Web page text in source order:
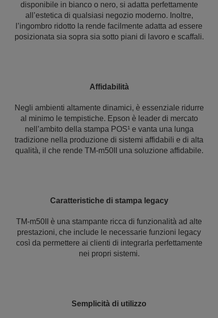
disponibile in bianco o nero, si adatta perfettamente
all’estetica di qualsiasi negozio moderno. Inoltre,
l’ingombro ridotto la rende facilmente adatta ad essere
posizionata sia sopra sia sotto piani di lavoro e scaffali.
Affidabilità
Negli ambienti altamente dinamici, è essenziale ridurre
al minimo le tempistiche. Epson è leader di mercato
nell’ambito della stampa POS¹ e vanta una lunga
tradizione nella produzione di sistemi affidabili e di alta
qualità, il che rende TM-m50II una soluzione affidabile.
Caratteristiche di stampa legacy
TM-m50II è una stampante ricca di funzionalità ad alte
prestazioni, che include le necessarie funzioni legacy
così da permettere ai clienti di integrarla perfettamente
nei propri sistemi.
Semplicità di utilizzo